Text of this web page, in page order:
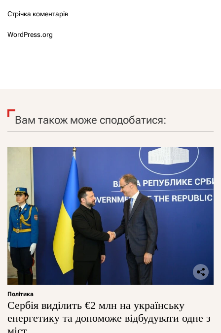
Стрічка коментарів
WordPress.org
Вам також може сподобатися:
Політика
Сербія виділить €2 млн на українську
енергетику та допоможе відбудувати одне з